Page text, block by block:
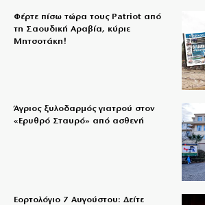
Φέρτε πίσω τώρα τους Patriot από
τη Σαουδική Αραβία, κύριε
Μητσοτάκη!
Άγριος ξυλοδαρμός γιατρού στον
«Ερυθρό Σταυρό» από ασθενή
Εορτολόγιο 7 Αυγούστου: Δείτε